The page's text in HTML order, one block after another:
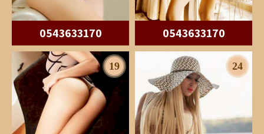
0543633170
0543633170
24
19